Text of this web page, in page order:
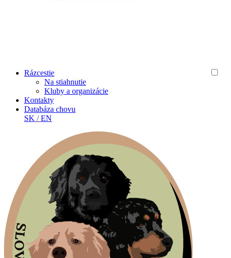
Rázcestie
Na stiahnutie
Kluby a organizácie
Kontakty
Databáza chovu
SK /EN